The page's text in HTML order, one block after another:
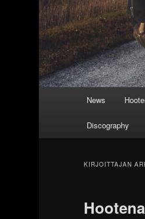
News
Discography
KIRJOITTAJAN